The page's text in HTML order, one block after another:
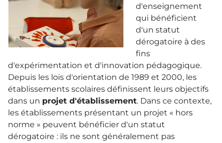
d'enseignement
qui bénéficient
d'un statut
dérogatoire à des
fins
d'expérimentation et d'innovation pédagogique.
Depuis les lois d'orientation de 1989 et 2000, les
établissements scolaires définissent leurs objectifs
dans un projet d'établissement. Dans ce contexte,
les établissements présentant un projet « hors
norme » peuvent bénéficier d'un statut
dérogatoire : ils ne sont généralement pas